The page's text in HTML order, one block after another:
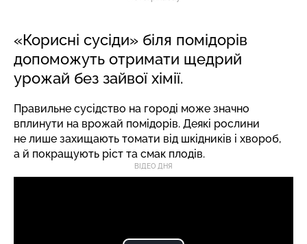
«Корисні сусіди» біля помідорів
допоможуть отримати щедрий
урожай без зайвої хімії.
Правильне сусідство на городі може значно
вплинути на врожай помідорів. Деякі рослини
не лише захищають томати від шкідників і хвороб,
а й покращують ріст та смак плодів.
ВІДЕО ДНЯ